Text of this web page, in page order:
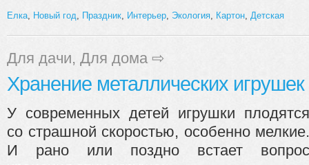
Елка Новый год Праздник Интерьер Экология Картон Детская
Для дачи, Для дома ⇨
Хранение металлических игрушек
У современных детей игрушки плодятся
со страшной скоростью, особенно мелкие.
И рано или поздно встает вопрос